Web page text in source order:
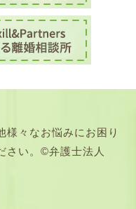
様々なお悩みにお困り
さい。©弁護士法人